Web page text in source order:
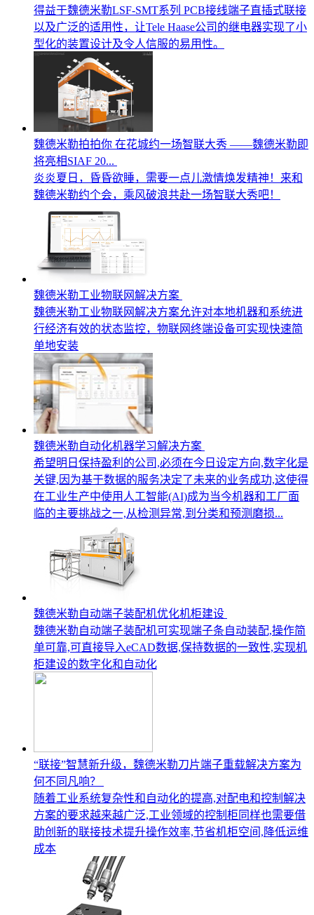
得益于魏德米勒LSF-SMT系列 PCB接线端子直插式联接
以及广泛的适用性，让Tele Haase公司的继电器实现了小
型化的装置设计及令人信服的易用性。
魏德米勒拍拍你 在花城约一场智联大秀 ——魏德米勒即
将亮相SIAF 20...
炎炎夏日，昏昏欲睡，需要一点儿激情焕发精神！来和
魏德米勒约个会，乘风破浪共赴一场智联大秀吧！
魏德米勒工业物联网解决方案
魏德米勒工业物联网解决方案允许对本地机器和系统进
行经济有效的状态监控，物联网终端设备可实现快速简
单地安装
魏德米勒自动化机器学习解决方案
希望明日保持盈利的公司,必须在今日设定方向,数字化是
关键,因为基于数据的服务决定了未来的业务成功,这使得
在工业生产中使用人工智能(AI)成为当今机器和工厂面
临的主要挑战之一,从检测异常,到分类和预测磨损...
魏德米勒自动端子装配机优化机柜建设
魏德米勒自动端子装配机可实现端子条自动装配,操作简
单可靠,可直接导入eCAD数据,保持数据的一致性,实现机
柜建设的数字化和自动化
“联接”智慧新升级，魏德米勒刀片端子重载解决方案为
何不同凡响？
随着工业系统复杂性和自动化的提高,对配电和控制解决
方案的要求越来越广泛,工业领域的控制柜同样也需要借
助创新的联接技术提升操作效率,节省机柜空间,降低运维
成本